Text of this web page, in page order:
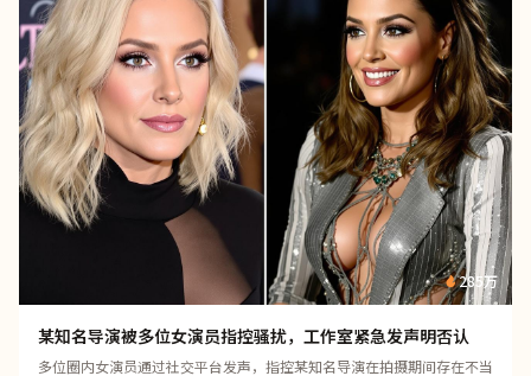
285万
某知名导演被多位女演员指控骚扰，工作室紧急发声明否认
多位圈内女演员通过社交平台发声，指控某知名导演在拍摄期间存在不当